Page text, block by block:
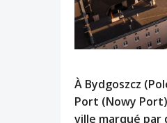
À Bydgoszcz
Port (Nowy
ville marqué par